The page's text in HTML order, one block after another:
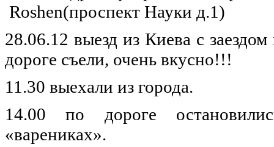
Roshen(проспект Науки д.1)
28.06.12 выезд из Киева с заездом
дороге съели, очень вкусно!!!
11.30 выехали из города.
14.00по дороге
«варениках».